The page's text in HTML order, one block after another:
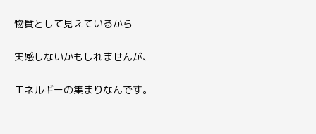
物質として見えているから
実感しないかもしれませんが、
エネルギーの集まりなんです。